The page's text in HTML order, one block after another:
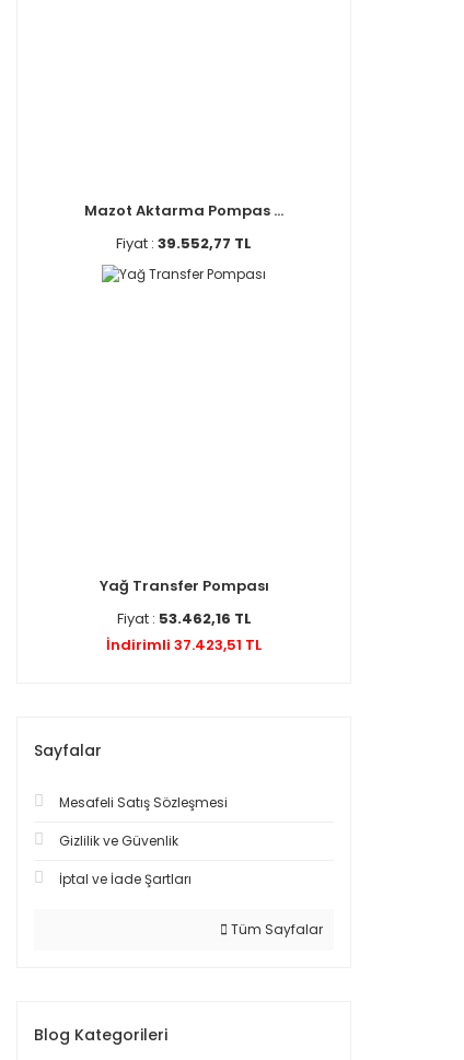
Mazot Aktarma Pompas ...
Fiyat : 39.552,77 TL
Yağ Transfer Pompası
Fiyat : 53.462,16 TL
İndirimli 37.423,51 TL
Sayfalar
Mesafeli Satış Sözleşmesi
Gizlilik ve Güvenlik
İptal ve İade Şartları
Tüm Sayfalar
Blog Kategorileri